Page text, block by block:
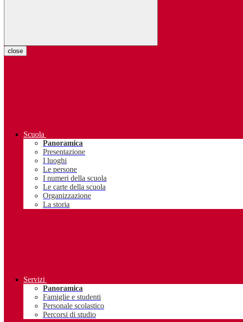
close
Scuola
Panoramica
Presentazione
I luoghi
Le persone
I numeri della scuola
Le carte della scuola
Organizzazione
La storia
Servizi
Panoramica
Famiglie e studenti
Personale scolastico
Percorsi di studio